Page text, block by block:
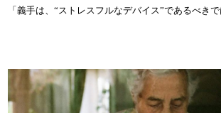
「義手は、“ストレスフルなデバイス”であるべきで